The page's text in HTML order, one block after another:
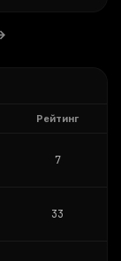
Рейтинг
7
33